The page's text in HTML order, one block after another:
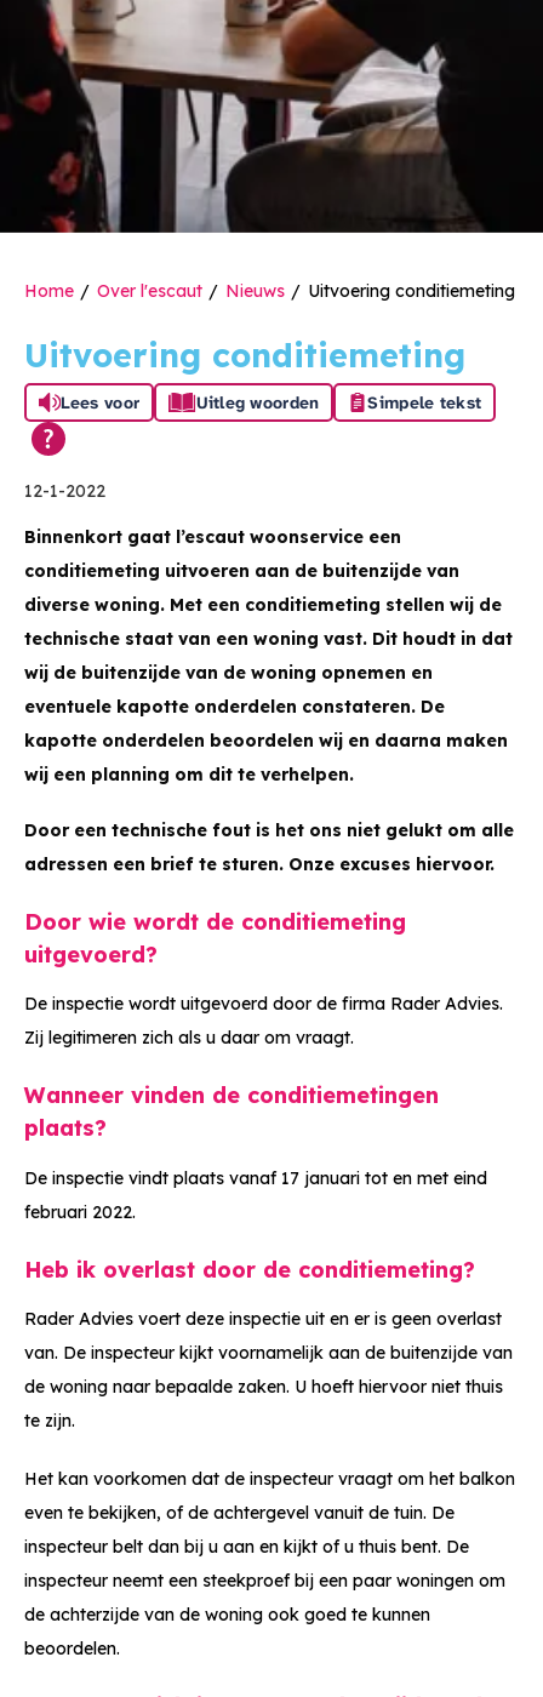
Home Over l'escaut Nieuws Uitvoering conditiemeting
Uitvoering conditiemeting
Lees voor Uitleg woorden Simpele tekst
12-1-2022
Binnenkort gaat l’escaut woonservice een
conditiemeting uitvoeren aan de buitenzijde van
diverse woning. Met een conditiemeting stellen wij de
technische staat van een woning vast. Dit houdt in dat
wij de buitenzijde van de woning opnemen en
eventuele kapotte onderdelen constateren. De
kapotte onderdelen beoordelen wij en daarna maken
wij een planning om dit te verhelpen.
Door een technische fout is het ons niet gelukt om alle
adressen een brief te sturen. Onze excuses hiervoor.
Door wie wordt de conditiemeting
uitgevoerd?
De inspectie wordt uitgevoerd door de firma Rader Advies.
Zij legitimeren zich als u daar om vraagt.
Wanneer vinden de conditiemetingen
plaats?
De inspectie vindt plaats vanaf 17 januari tot en met eind
februari 2022.
Heb ik overlast door de conditiemeting?
Rader Advies voert deze inspectie uit en er is geen overlast
van. De inspecteur kijkt voornamelijk aan de buitenzijde van
de woning naar bepaalde zaken. U hoeft hiervoor niet thuis
te zijn.
Het kan voorkomen dat de inspecteur vraagt om het balkon
even te bekijken, of de achtergevel vanuit de tuin. De
inspecteur belt dan bij u aan en kijkt of u thuis bent. De
inspecteur neemt een steekproef bij een paar woningen om
de achterzijde van de woning ook goed te kunnen
beoordelen.